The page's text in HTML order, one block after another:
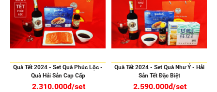
Quà Tết 2024 - Set Quà Phúc Lộc -
Quà Hải Sản Cap Cấp
2.310.000đ/set
Quà Tết 2024 - Set Quà Như Ý - Hải
Sản Tết Đặc Biệt
2.590.000đ/set